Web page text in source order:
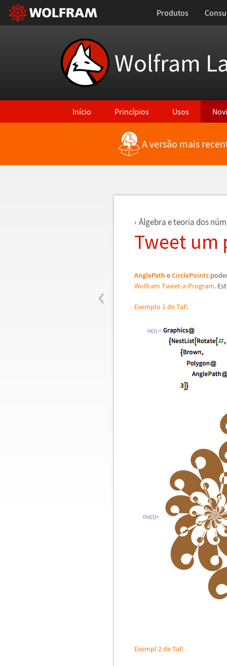
Produtos
Wolfram
Início Princípios Usos
Voltar para Últimas Novidades
A versão mais
‹
Álgebra e teoria dos nú
Tweet um
AnglePath eCirclePoints
Wolfram Tweet-a-Program.
Exemplo 1 de TaP.
In[1]:=
Out[1]=
Exempl 2 de TaP.